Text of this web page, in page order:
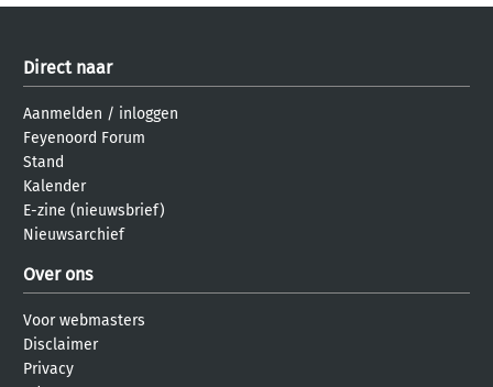
Direct naar
Aanmelden / inloggen
Feyenoord Forum
Stand
Kalender
E-zine (nieuwsbrief)
Nieuwsarchief
Over ons
Voor webmasters
Disclaimer
Privacy